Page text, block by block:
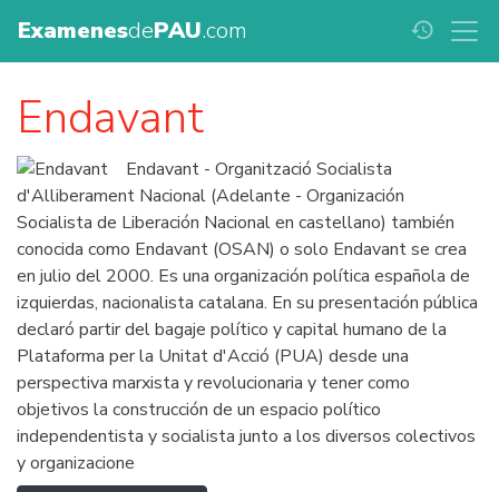
ExamenesdePAU.com history
Endavant
Endavant - Organització Socialista
d'Alliberament Nacional (Adelante - Organización
Socialista de Liberación Nacional en castellano) también
conocida como Endavant (OSAN) o solo Endavant se crea
en julio del 2000. Es una organización política española de
izquierdas, nacionalista catalana. En su presentación pública
declaró partir del bagaje político y capital humano de la
Plataforma per la Unitat d'Acció (PUA) desde una
perspectiva marxista y revolucionaria y tener como
objetivos la construcción de un espacio político
independentista y socialista junto a los diversos colectivos
y organizacione